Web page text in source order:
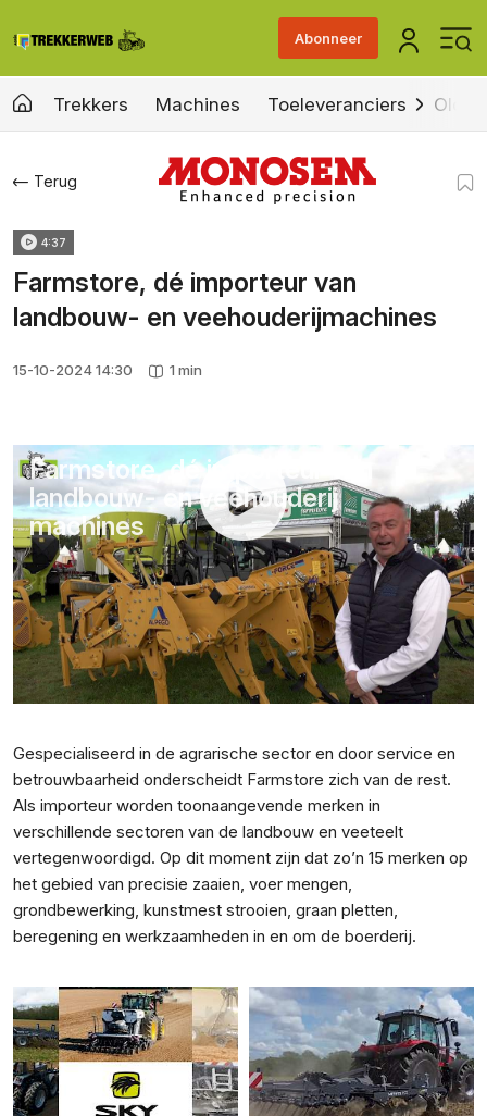
Abonneer
Trekkers Machines Toeleveranciers Old &
Terug
4:37
Farmstore, dé importeur van
landbouw- en veehouderijmachines
15-10-2024 14:30 1 min
Farmstore, dé importeur van
landbouw- en veehouderij
machines
Gespecialiseerd in de agrarische sector en door service en
betrouwbaarheid onderscheidt Farmstore zich van de rest.
Als importeur worden toonaangevende merken in
verschillende sectoren van de landbouw en veeteelt
vertegenwoordigd. Op dit moment zijn dat zo’n 15 merken op
het gebied van precisie zaaien, voer mengen,
grondbewerking, kunstmest strooien, graan pletten,
beregening en werkzaamheden in en om de boerderij.